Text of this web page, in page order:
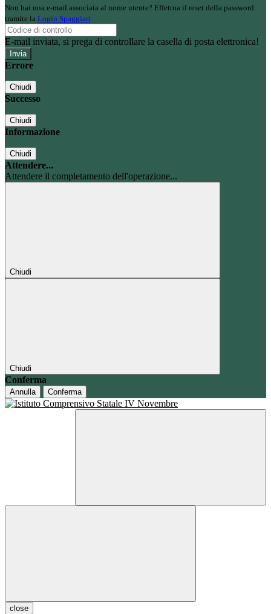
Non hai una e-mail associata al nome utente? Effettua il reset della password
tramite la Login Spaggiari
E-mail inviata, si prega di controllare la casella di posta elettronica!
Errore
Chiudi
Successo
Chiudi
Informazione
Chiudi
Attendere...
Attendere il completamento dell'operazione...
Chiudi
Chiudi
Conferma
Annulla Conferma
close